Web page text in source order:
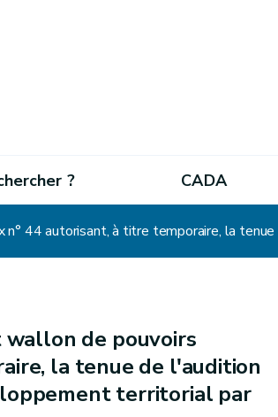
? CADA
de pouvoirs
la tenue de l'audition
territorial par